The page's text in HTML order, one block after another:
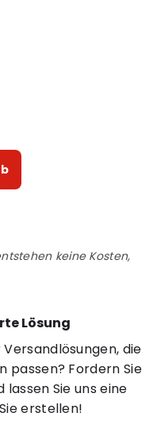
keine Kosten,
Lösung
die
passen? Fordern Sie
Sie uns eine
erstellen!